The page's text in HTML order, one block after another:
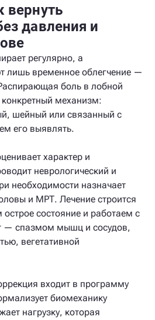
вернуть
давления и
регулярно, а
лишь временное облегчение —
боль в лобной
конкретный механизм:
шейный или связанный с
его выявлять.
характер и
неврологический и
необходимости назначает
и МРТ. Лечение строится
состояние и работаем с
— спазмом мышц и сосудов,
вегетативной
входит в программу
биомеханику
нагрузку, которая